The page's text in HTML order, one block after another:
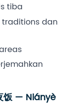
tiba
dan
饭 — Niányè